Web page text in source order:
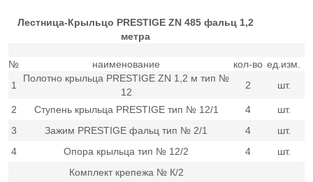
Лестница-Крыльцо PRESTIGE ZN 485 фальц 1,2
метра
№ наименование кол-во ед.изм.
1
Полотно крыльца PRESTIGE ZN 1,2 м тип №
12
2 шт.
2 Ступень крыльца PRESTIGE тип № 12/1 4
шт.
3
Зажим PRESTIGE фальц тип № 2/1 4
шт.
4
Опора крыльца тип № 12/2 4
шт.
Комплект крепежа № К/2